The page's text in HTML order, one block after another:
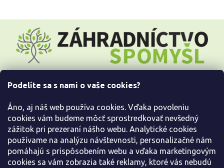
Podelíte sa s nami o vaše cookies?
Áno, aj náš web používa cookies. Vďaka povoleniu
cookies vám budeme môcť sprostredkovať nevšedný
zážitok pri prezeraní nášho webu. Analytické cookies
používame na analýzu návštevnosti, personalizačné nám
pomáhajú s prispôsobením webu a vďaka marketingovým
cookies sa vám zobrazia také reklamy, ktoré vás nebudú
t
Informácie pre Vás
Kontaktujte nás